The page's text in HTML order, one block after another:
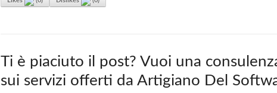
Ti è piaciuto il post? Vuoi una
sui servizi offerti da Artigiano Del